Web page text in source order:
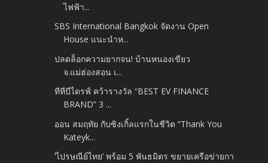
ไฟฟ้า...
SBS International Bangkok จัดงาน Open
House แนะนำห...
ปลดล็อกความยากจน! บ้านหนองเขียว
จ.แม่ฮ่องสอน เ...
ทีทีบีไดรฟ์ คว้ารางวัล “BEST EV FINANCE
BRAND” 3 ...
ออน สมฤทัย กับซิงเกิ้ลแรกในชีวิต “Thank You
Kateyk...
‘ไปรษณีย์ไทย’ พร้อม 5 พันธมิตร ขยายเครือข่ายกา